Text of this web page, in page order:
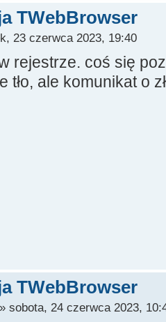
TWebBrowser
23 czerwca 2023, 19:40
rejestrze. coś się
tło, ale komunikat o
TWebBrowser
» sobota, 24 czerwca 2023,